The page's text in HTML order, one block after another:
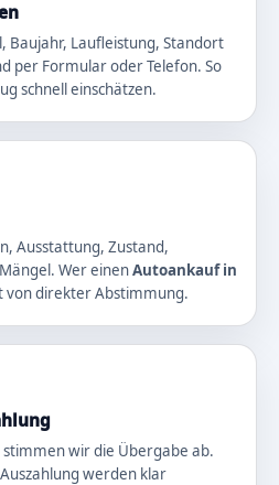
Baujahr, Laufleistung, Standort
per Formular oder Telefon. So
schnell einschätzen.
Ausstattung, Zustand,
Wer einenAutoankauf in
von direkter Abstimmung.
wir die Übergabe ab.
werden klar